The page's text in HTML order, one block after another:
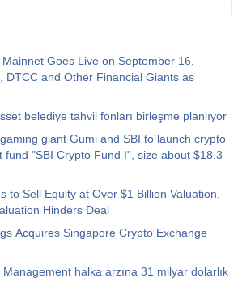
Goes Live on September 16,
DTCC and Other Financial Giants as
belediye tahvil fonları birleşme planlıyor
giant Gumi and SBI to launch crypto
fund "SBI Crypto Fund I", size about $18.3
to Sell Equity at Over $1 Billion Valuation,
Hinders Deal
Acquires Singapore Crypto Exchange
Management halka arzına 31 milyar dolarlık